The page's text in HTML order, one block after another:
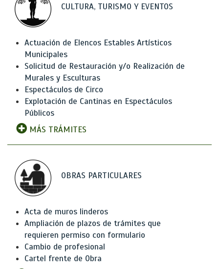
CULTURA, TURISMO Y EVENTOS
Actuación de Elencos Estables Artísticos
Municipales
Solicitud de Restauración y/o Realización de
Murales y Esculturas
Espectáculos de Circo
Explotación de Cantinas en Espectáculos
Públicos
MÁS TRÁMITES
OBRAS PARTICULARES
Acta de muros linderos
Ampliación de plazos de trámites que
requieren permiso con formulario
Cambio de profesional
Cartel frente de Obra